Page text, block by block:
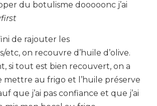
du botulisme dooooonc j’ai
de rajouter les
etc, on recouvre d’huile d’olive.
si tout est bien recouvert, on a
mettre au frigo et l’huile préserve
que j’ai pas confiance et que j’ai